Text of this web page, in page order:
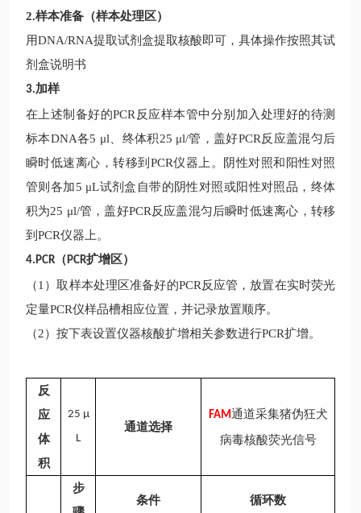
2.样本准备（样本处理区）
用DNA/RNA提取试剂盒提取核酸即可，具体操作按照其试
剂盒说明书
3.加样
在上述制备好的PCR反应样本管中分别加入处理好的待测
标本DNA各5 μl、终体积25 μl/管，盖好PCR反应盖混匀后
瞬时低速离心，转移到PCR仪器上。阴性对照和阳性对照
管则各加5 μL试剂盒自带的阴性对照或阳性对照品，终体
积为25 μl/管，盖好PCR反应盖混匀后瞬时低速离心，转移
到PCR仪器上。
4.PCR （PCR扩增区）
（1）取样本处理区准备好的PCR反应管，放置在实时荧光
定量PCR仪样品槽相应位置，并记录放置顺序。
（2）按下表设置仪器核酸扩增相关参数进行PCR扩增。
反
应
体
积
25 μ
L
通道选择
FAM通道采集猪伪狂犬
病毒核酸荧光信号
步
条件 循环数